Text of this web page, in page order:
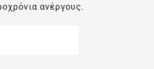
ανέργους.